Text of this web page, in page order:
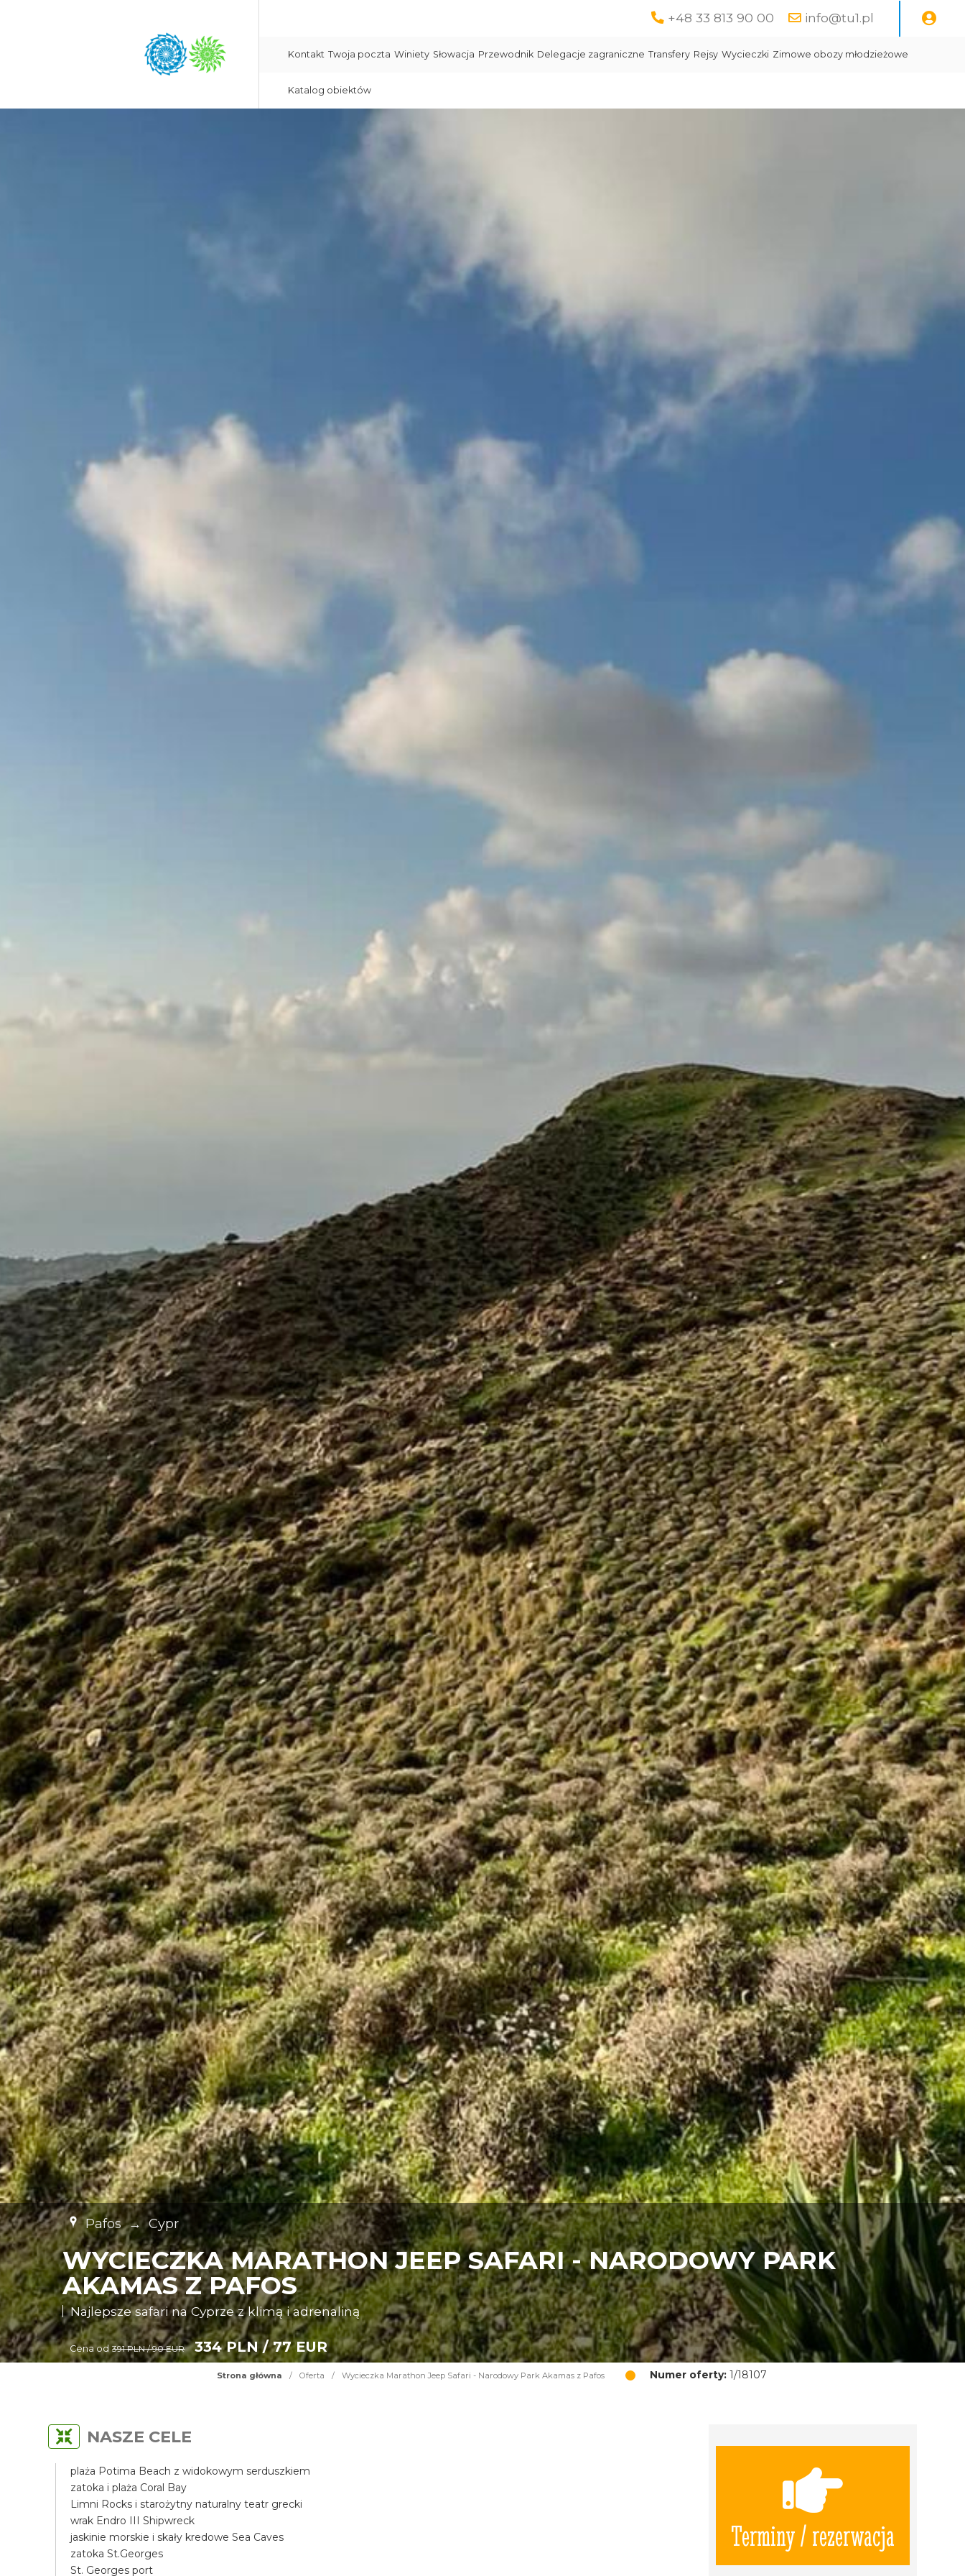
+48 33 813 90 00 info@tu1.pl
Kontakt Twoja poczta Winiety Słowacja Przewodnik Delegacje zagraniczne Transfery Rejsy Wycieczki Zimowe obozy młodzieżowe
Katalog obiektów
Pafos → Cypr
WYCIECZKA MARATHON JEEP SAFARI - NARODOWY PARK
AKAMAS Z PAFOS
Najlepsze safari na Cyprze z klimą i adrenaliną
Cena od 391 PLN / 90 EUR 334 PLN / 77 EUR
Strona główna / Oferta / Wycieczka Marathon Jeep Safari - Narodowy Park Akamas z Pafos Numer oferty:1/18107
Terminy / rezerwacja
NASZE CELE
plaża Potima Beach z widokowym serduszkiem
zatoka i plaża Coral Bay
Limni Rocks i starożytny naturalny teatr grecki
wrak Endro III Shipwreck
jaskinie morskie i skały kredowe Sea Caves
zatoka St.Georges
St. Georges port